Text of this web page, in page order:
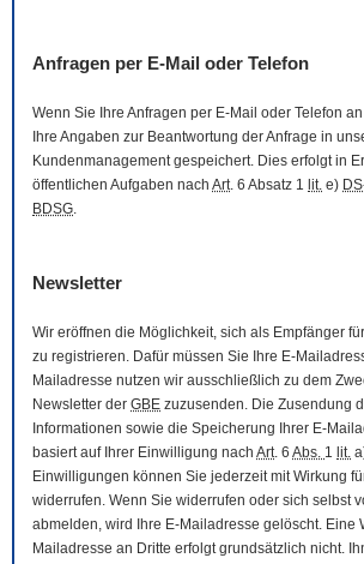
Anfragen per E-Mail oder Telefon
Wenn Sie Ihre Anfragen per E-Mail oder Telefon
Ihre Angaben zur Beantwortung der Anfrage in
Kundenmanagement gespeichert. Dies erfolgt in
öffentlichen Aufgaben nach Art. 6 Absatz 1 lit. e)
BDSG.
Newsletter
Wir eröffnen die Möglichkeit, sich als Empfänger
zu registrieren. Dafür müssen Sie Ihre E-Mail
Mail adresse nutzen wir ausschließlich zu dem
Newsletter der GBE zuzusenden. Die Zusendung
Informationen sowie die Speicherung Ihrer E-Mail
basiert auf Ihrer Einwilligung nach Art. 6 Abs. 1 lit.
Einwilligungen können Sie jederzeit mit Wirkung
widerrufen. Wenn Sie widerrufen oder sich selbst
abmelden, wird Ihre E-Mail adresse gelöscht. Eine
Mail adresse an Dritte erfolgt grundsätzlich nicht.